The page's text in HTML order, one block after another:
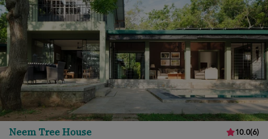
Neem Tree House 10.0(6)